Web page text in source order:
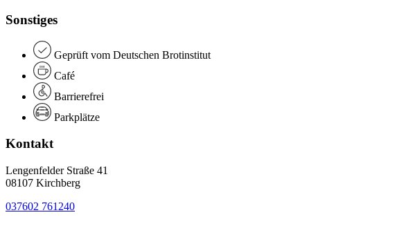
Sonstiges
Geprüft vom Deutschen Brotinstitut
Café
Barrierefrei
Parkplätze
Kontakt
Lengenfelder Straße 41
08107 Kirchberg
037602 761240